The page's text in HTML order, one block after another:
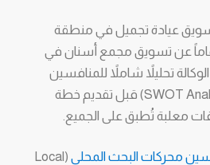
عيادة تجميل في منطقة
عن تسويق مجمع أسنان في
تحليلاً شاملاً للمنافسين
ولنقاط قوة عيادتك (SWOT Analysis) قبل تقديم خطة
معلبة تُطبق على الجميع.
محركات البحث المحلي (Local